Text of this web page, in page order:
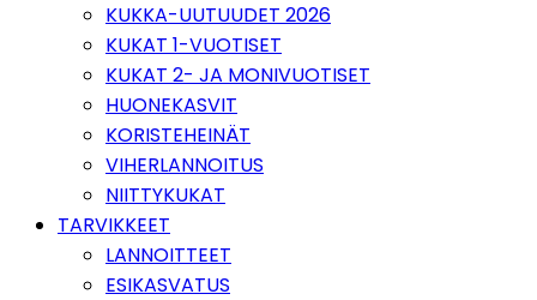
KUKKA-UUTUUDET 2026
KUKAT 1-VUOTISET
KUKAT 2- JA MONIVUOTISET
HUONEKASVIT
KORISTEHEINÄT
VIHERLANNOITUS
NIITTYKUKAT
TARVIKKEET
LANNOITTEET
ESIKASVATUS